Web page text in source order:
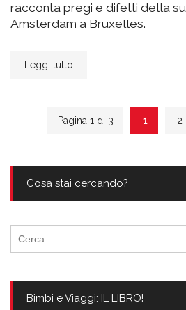
racconta pregi e difetti della
Amsterdam a Bruxelles.
Leggi tutto
Pagina 1 di 3 1 2
Cosa stai cercando?
per:
Bimbi e Viaggi: IL LIBRO!